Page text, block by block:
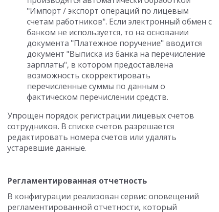
"Импорт / экспорт операций по лицевым
счетам работников". Если электронный обмен с
банком не используется, то на основании
документа "Платежное поручение" вводится
документ "Выписка из банка на перечисление
зарплаты", в котором предоставлена
возможность скорректировать
перечисленные суммы по данным о
фактическом перечислении средств.
Упрощен порядок регистрации лицевых счетов
сотрудников. В списке счетов разрешается
редактировать номера счетов или удалять
устаревшие данные.
Регламентированная отчетность
В конфигурации реализован сервис оповещений
регламентированной отчетности, который